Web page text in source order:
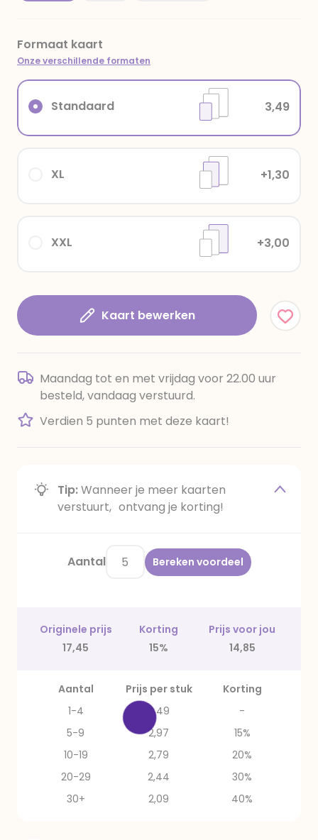
Formaat kaart
Onze verschillende formaten
XXL +3,00
XL +1,30
Standaard 3,49
Kaart bewerken
Maandag tot en met vrijdag voor 22.00 uur
besteld, vandaag verstuurd.
Verdien 5 punten met deze kaart!
Tip:Wanneer je meer kaarten
verstuurt, ontvang je korting!
Aantal Bereken voordeel
Originele prijs Korting
Prijs voor jou
17,45
15% 14,85
Aantal Prijs per stuk
Korting
1-4
3,49
-
5-9
2,97
15%
10-19
2,79
20%
20-29
2,44
30%
30+
2,09 40%